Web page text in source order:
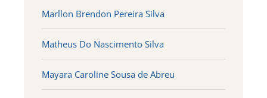
Marllon Brendon Pereira Silva
Matheus Do Nascimento Silva
Mayara Caroline Sousa de Abreu